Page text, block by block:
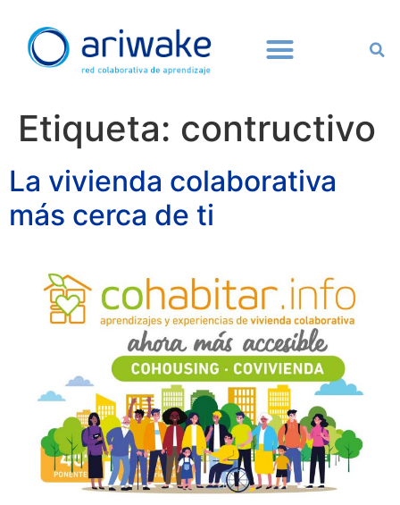
Etiqueta: contructivo
La vivienda colaborativa
más cerca de ti